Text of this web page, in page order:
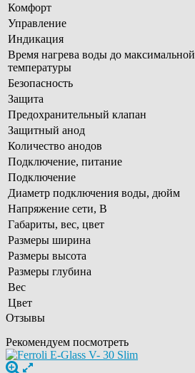
Комфорт
Управление
Индикация
Время нагрева воды до максимальной
температуры
Безопасность
Защита
Предохранительный клапан
Защитный анод
Количество анодов
Подключение, питание
Подключение
Диаметр подключения воды, дюйм
Напряжение сети, В
Габариты, вес, цвет
Размеры ширина
Размеры высота
Размеры глубина
Вес
Цвет
Отзывы
Рекомендуем посмотреть